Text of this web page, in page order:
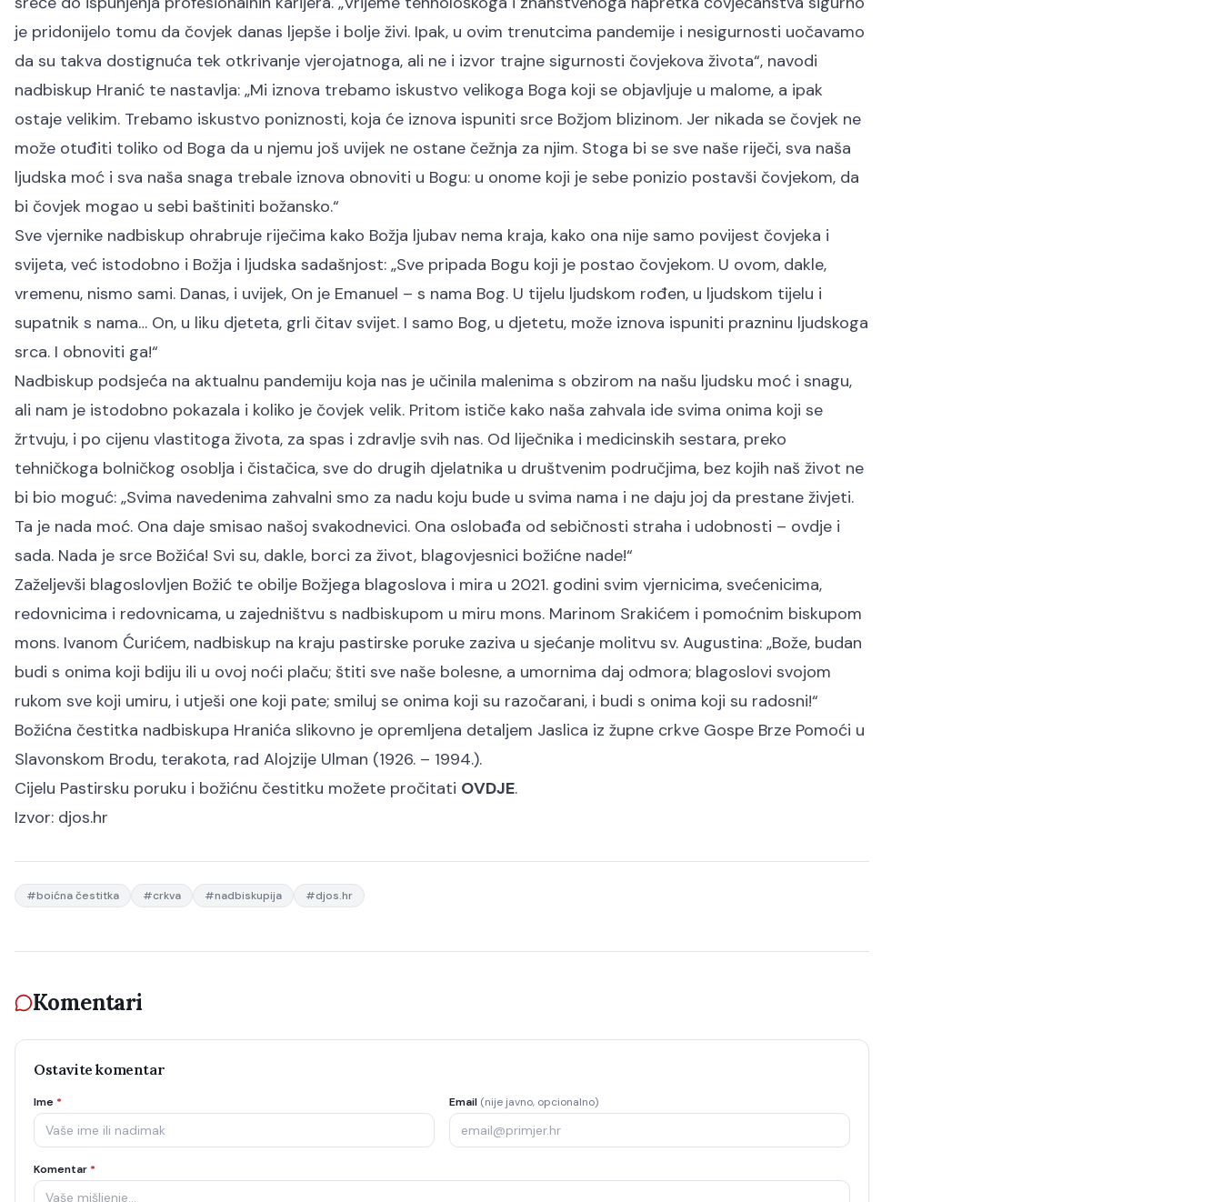
je pridonijelo tomu da čovjek danas ljepše i bolje živi. Ipak, u ovim trenutcima pandemije i nesigurnosti uočavamo
da su takva dostignuća tek otkrivanje vjerojatnoga, ali ne i izvor trajne sigurnosti čovjekova života“, navodi
nadbiskup Hranić te nastavlja: „Mi iznova trebamo iskustvo velikoga Boga koji se objavljuje u malome, a ipak
ostaje velikim. Trebamo iskustvo poniznosti, koja će iznova ispuniti srce Božjom blizinom. Jer nikada se čovjek ne
može otuđiti toliko od Boga da u njemu još uvijek ne ostane čežnja za njim. Stoga bi se sve naše riječi, sva naša
ljudska moć i sva naša snaga trebale iznova obnoviti u Bogu: u onome koji je sebe ponizio postavši čovjekom, da
bi čovjek mogao u sebi baštiniti božansko.“
Sve vjernike nadbiskup ohrabruje riječima kako Božja ljubav nema kraja, kako ona nije samo povijest čovjeka i
svijeta, već istodobno i Božja i ljudska sadašnjost: „Sve pripada Bogu koji je postao čovjekom. U ovom, dakle,
vremenu, nismo sami. Danas, i uvijek, On je Emanuel – s nama Bog. U tijelu ljudskom rođen, u ljudskom tijelu i
supatnik s nama… On, u liku djeteta, grli čitav svijet. I samo Bog, u djetetu, može iznova ispuniti prazninu ljudskoga
srca. I obnoviti ga!“
Nadbiskup podsjeća na aktualnu pandemiju koja nas je učinila malenima s obzirom na našu ljudsku moć i snagu,
ali nam je istodobno pokazala i koliko je čovjek velik. Pritom ističe kako naša zahvala ide svima onima koji se
žrtvuju, i po cijenu vlastitoga života, za spas i zdravlje svih nas. Od liječnika i medicinskih sestara, preko
tehničkoga bolničkog osoblja i čistačica, sve do drugih djelatnika u društvenim područjima, bez kojih naš život ne
bi bio moguć: „Svima navedenima zahvalni smo za nadu koju bude u svima nama i ne daju joj da prestane živjeti.
Ta je nada moć. Ona daje smisao našoj svakodnevici. Ona oslobađa od sebičnosti straha i udobnosti – ovdje i
sada. Nada je srce Božića! Svi su, dakle, borci za život, blagovjesnici božićne nade!“
Zaželjevši blagoslovljen Božić te obilje Božjega blagoslova i mira u 2021. godini svim vjernicima, svećenicima,
redovnicima i redovnicama, u zajedništvu s nadbiskupom u miru mons. Marinom Srakićem i pomoćnim biskupom
mons. Ivanom Ćurićem, nadbiskup na kraju pastirske poruke zaziva u sjećanje molitvu sv. Augustina: „Bože, budan
budi s onima koji bdiju ili u ovoj noći plaču; štiti sve naše bolesne, a umornima daj odmora; blagoslovi svojom
rukom sve koji umiru, i utješi one koji pate; smiluj se onima koji su razočarani, i budi s onima koji su radosni!“
Božićna čestitka nadbiskupa Hranića slikovno je opremljena detaljem Jaslica iz župne crkve Gospe Brze Pomoći u
Slavonskom Brodu, terakota, rad Alojzije Ulman (1926. – 1994.).
Cijelu Pastirsku poruku i božićnu čestitku možete pročitati OVDJE.
Izvor: djos.hr
#boićna čestitka #crkva #nadbiskupija #djos.hr
Komentari
Ostavite komentar
Ime * Email (nije javno, opcionalno)
Komentar *